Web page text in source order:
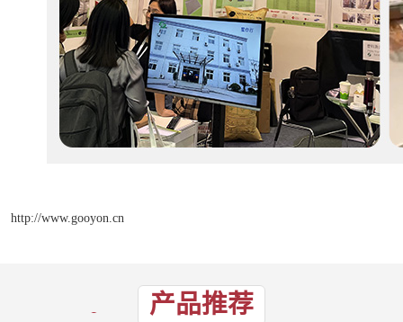
http://www.gooyon.cn
产品推荐